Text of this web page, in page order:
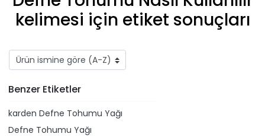
kelimesi için etiket sonuçları
Benzer Etiketler
​karden Defne Tohumu Yağı
Defne Tohumu Yağı